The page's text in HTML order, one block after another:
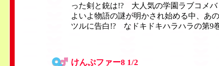
った剣と銃は!? 大人気の学園ラブコメバ
よいよ物語の謎が明かされ始める中、あ
ツルに告白!? なドキドキハラハラの第9
けんぷファー8 1/2